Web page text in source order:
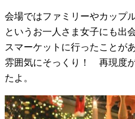
会場ではファミリーやカップ
というお一人さま女子にも出
スマーケットに行ったことが
雰囲気にそっくり！ 再現度
たよ。